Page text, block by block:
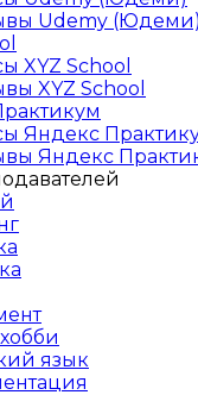
Udemy (Юдеми)
XYZ School
XYZ School
Яндекс
Яндекс
язык